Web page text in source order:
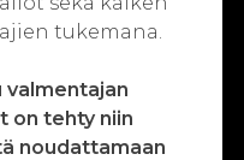
tukemana.
valmentajan
on tehty niin
noudattamaan